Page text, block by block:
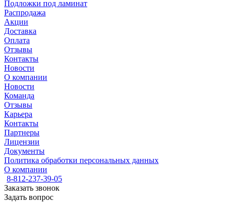
Подложки под ламинат
Распродажа
Акции
Доставка
Оплата
Отзывы
Контакты
Новости
О компании
Новости
Команда
Отзывы
Карьера
Контакты
Партнеры
Лицензии
Документы
Политика обработки персональных данных
О компании
8-812-237-39-05
Заказать звонок
Задать вопрос